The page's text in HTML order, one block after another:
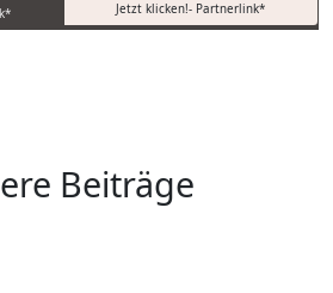
Jetzt klicken!- Partnerlink*
Beiträge